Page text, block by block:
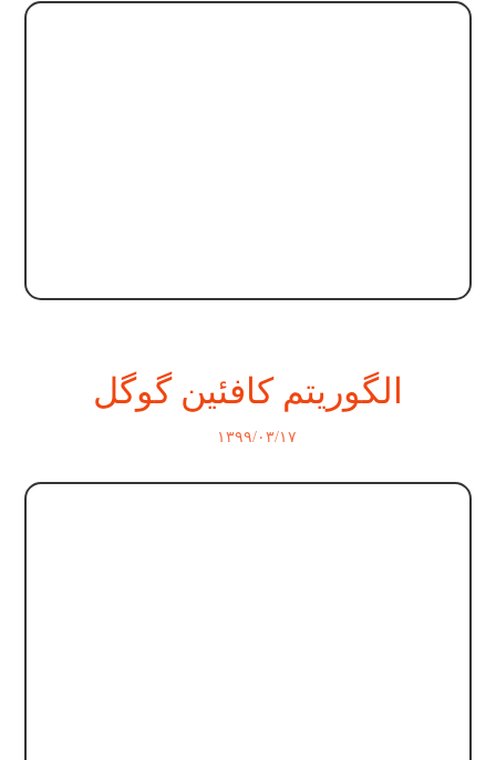
الگوریتم کافئین گوگل
۱۳۹۹/۰۳/۱۷